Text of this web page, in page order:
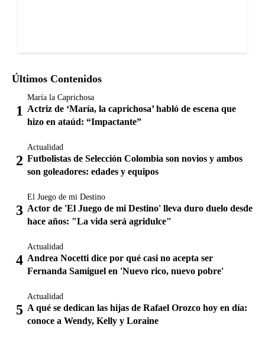
Últimos Contenidos
María la Caprichosa
Actriz de ‘María, la caprichosa’ habló de escena que
hizo en ataúd: “Impactante”
Actualidad
Futbolistas de Selección Colombia son novios y ambos
son goleadores: edades y equipos
El Juego de mi Destino
Actor de 'El Juego de mi Destino' lleva duro duelo desde
hace años: "La vida será agridulce"
Actualidad
Andrea Nocetti dice por qué casi no acepta ser
Fernanda Samiguel en 'Nuevo rico, nuevo pobre'
Actualidad
A qué se dedican las hijas de Rafael Orozco hoy en día:
conoce a Wendy, Kelly y Loraine